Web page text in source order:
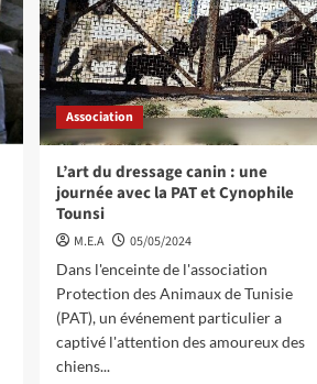
Association
L’art du dressage canin : une
journée avec la PAT et Cynophile
Tounsi
M.E.A
05/05/2024
Dans l'enceinte de l'association
Protection des Animaux de Tunisie
(PAT), un événement particulier a
captivé l'attention des amoureux des
chiens...